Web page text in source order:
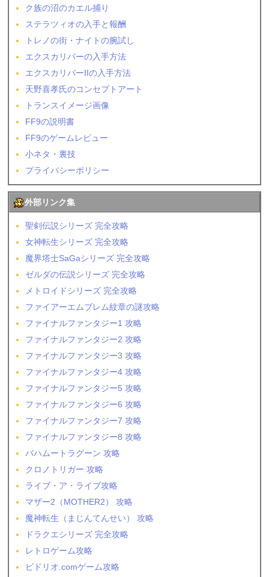
ク族の沼のカエル捕り
ステラツィオの入手と報酬
トレノの街・ナイトの腕試し
エクスカリバーの入手方法
エクスカリバーIIの入手方法
天野喜孝氏のコンセプトアート
トランスイメージ画像
FF9の説明書
FF9のゲームレビュー
小ネタ・裏技
プライバシーポリシー
外部リンク集
聖剣伝説シリーズ 完全攻略
女神転生シリーズ 完全攻略
魔界塔士SaGaシリーズ 完全攻略
ゼルダの伝説シリーズ 完全攻略
メトロイドシリーズ 完全攻略
ファイアーエムブレム紋章の謎攻略
ファイナルファンタジー1 攻略
ファイナルファンタジー2 攻略
ファイナルファンタジー3 攻略
ファイナルファンタジー4 攻略
ファイナルファンタジー5 攻略
ファイナルファンタジー6 攻略
ファイナルファンタジー7 攻略
ファイナルファンタジー8 攻略
バハムートラグーン 攻略
クロノトリガー 攻略
ライブ・ア・ライブ攻略
マザー2（MOTHER2） 攻略
魔神転生（まじんてんせい） 攻略
ドラクエシリーズ 完全攻略
レトロゲーム攻略
ピドリオ.comゲーム攻略